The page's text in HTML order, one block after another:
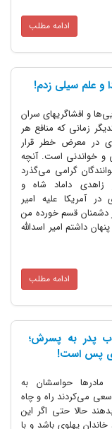
ادامه مطلب
علم سیلی زدم!
و افشاگریهای سران
زمانی که منافع هر
معرض خطر قرار
خواندنی است. آنچه
گرامی می‌گذرد
زاهدی داماد شاه و
آمریکا علیه امیر
قسم خورده من
امیر اسدالله
ادامه مطلب
به پسرش؛
پس است!
حواسشان به
می‌کردند راه و چاه
حالا حتی اگر این
پهلوی باشد و با